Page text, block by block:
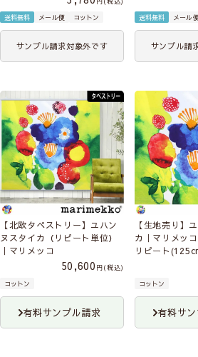
送料無料
メール便 コットン
サンプル請求対象外です
送料無料
メール
サンプル請
【北欧タペストリー】ユハン
ヌスタイカ（リピート単位）
｜マリメッコ
50,600
税込
コットン
有料サンプル請求
【生地売り】
カ｜マリメッ
リピート
コットン
有料サ